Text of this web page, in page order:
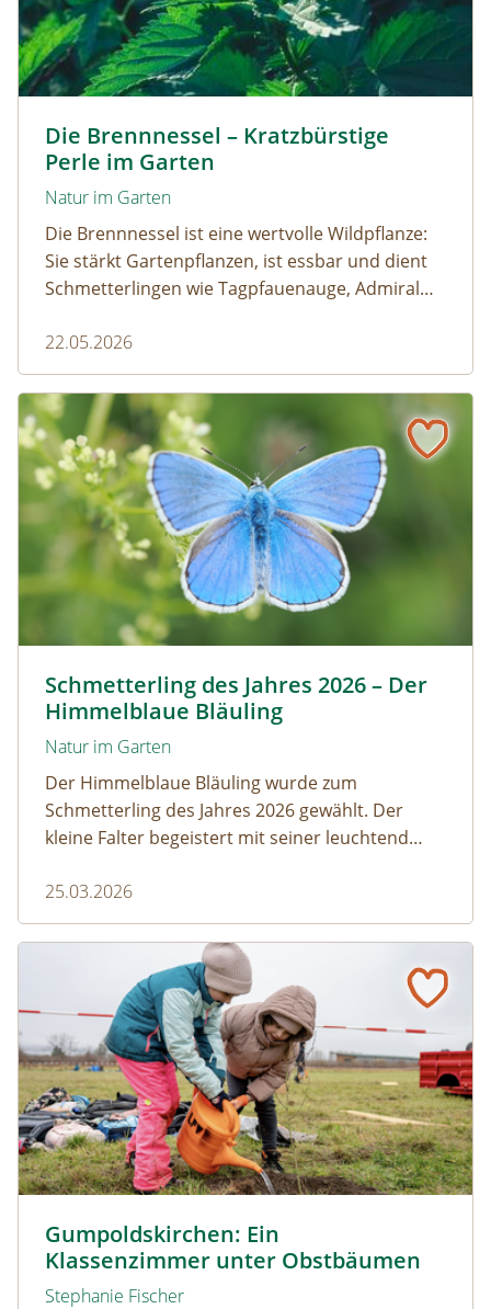
Die Brennnessel – Kratzbürstige
Perle im Garten
Natur im Garten
Die Brennnessel ist eine wertvolle Wildpflanze:
Sie stärkt Gartenpflanzen, ist essbar und dient
Schmetterlingen wie Tagpfauenauge, Admiral
Wer sie im Garten stehen lässt, fördert die
Artenvielfalt.
22.05.2026
Schmetterling des Jahres 2026 – Der
Himmelblaue Bläuling
Natur im Garten
Der Himmelblaue Bläuling wurde zum
Schmetterling des Jahres 2026 gewählt. Der
kleine Falter begeistert mit seiner leuchtend
Zusammenspiel mit Ameisen.
25.03.2026
Schmetterling des Jahres 2026 – Der Himmelblaue
Gumpoldskirchen: Ein
Klassenzimmer unter Obstbäumen
Stephanie Fischer
Gumpoldskirchen: Ein Klassenzimmer unter